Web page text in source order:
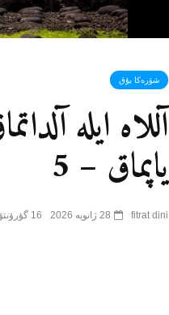
شۆرەکا یۇق
آللاە ایلە
یاپماق – 5
fitrat dini 28 ژانویه 2026 16 گؤرۆنتۆلنمە